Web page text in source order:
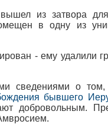
из затвора для
в одну из
- ему удалили
сведениями о
бывшего
добровольным.